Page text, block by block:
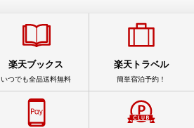
楽天ブックス
いつでも全品送料無料
楽天トラベル
簡単宿泊予約！